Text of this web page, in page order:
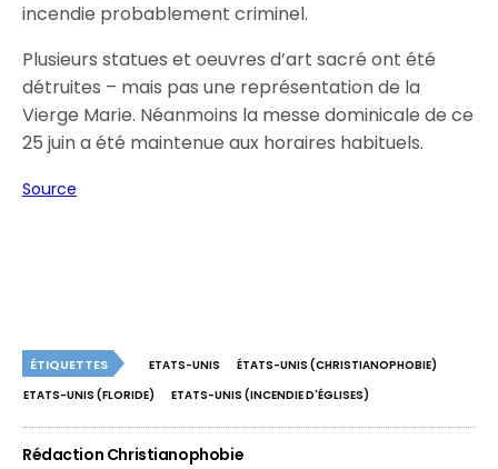
incendie probablement criminel.
Plusieurs statues et oeuvres d’art sacré ont été
détruites – mais pas une représentation de la
Vierge Marie. Néanmoins la messe dominicale de ce
25 juin a été maintenue aux horaires habituels.
Source
ÉTIQUETTES ETATS-UNIS
ÉTATS-UNIS (CHRISTIANOPHOBIE)
ETATS-UNIS (FLORIDE)
ETATS-UNIS (INCENDIE D'ÉGLISES)
Rédaction Christianophobie